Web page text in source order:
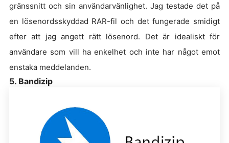
gränssnitt och sin användarvänlighet. Jag testade det på
en lösenordsskyddad RAR-fil och det fungerade smidigt
efter att jag angett rätt lösenord. Det är idealiskt för
användare som vill ha enkelhet och inte har något emot
enstaka meddelanden.
5. Bandizip